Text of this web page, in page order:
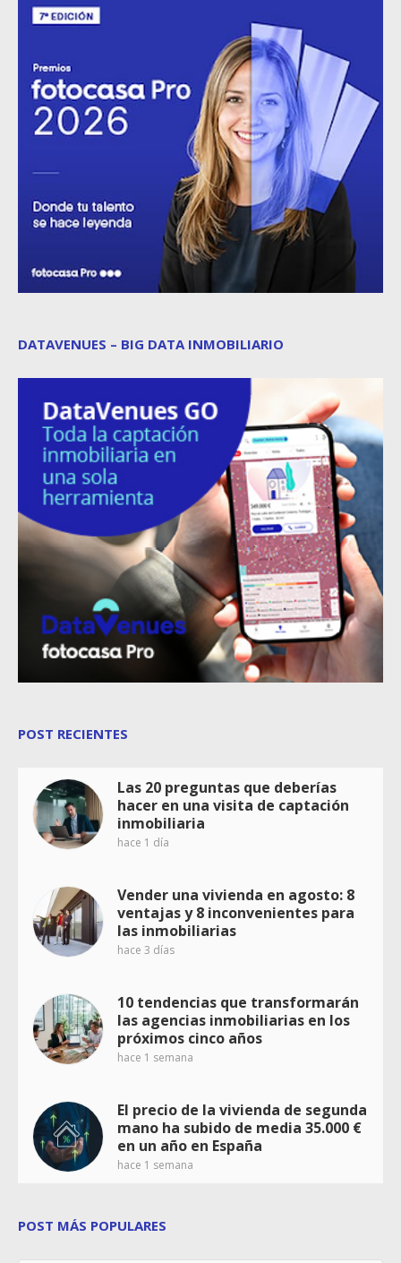
DATAVENUES – BIG DATA INMOBILIARIO
POST RECIENTES
Las 20 preguntas que deberías
hacer en una visita de captación
inmobiliaria
hace 1 día
Vender una vivienda en agosto: 8
ventajas y 8 inconvenientes para
las inmobiliarias
hace 3 días
10 tendencias que transformarán
las agencias inmobiliarias en los
próximos cinco años
hace 1 semana
El precio de la vivienda de segunda
mano ha subido de media 35.000 €
en un año en España
hace 1 semana
POST MÁS POPULARES